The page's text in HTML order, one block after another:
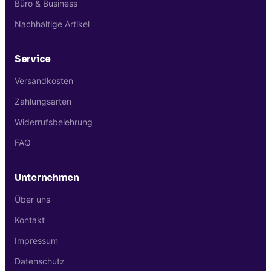
Büro & Business
Nachhaltige Artikel
Service
Versandkosten
Zahlungsarten
Widerrufsbelehrung
FAQ
Unternehmen
Über uns
Kontakt
Impressum
Datenschutz